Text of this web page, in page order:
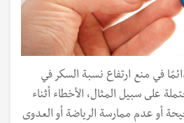
في منع ارتفاع نسبة السكر في
على سبيل المثال، الأخطاء أثناء
أو عدم ممارسة الرياضة أو العدوى